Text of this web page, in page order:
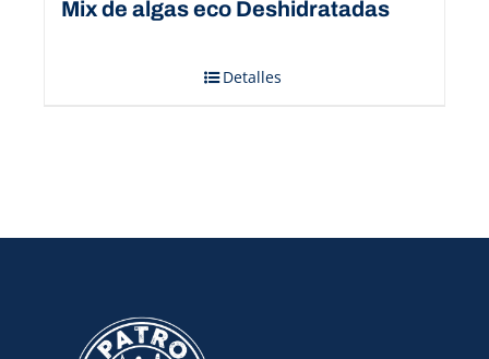
Mix de algas eco Deshidratadas
Detalles